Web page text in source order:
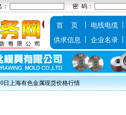
密 码：
首 页
电线电缆
供求信息
企业名录
日上海有色金属现货价格行情